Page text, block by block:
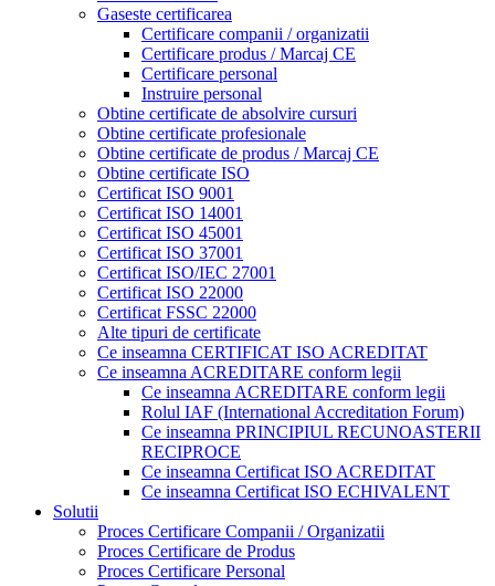
Gaseste certificarea
Certificare companii / organizatii
Certificare produs / Marcaj CE
Certificare personal
Instruire personal
Obtine certificate de absolvire cursuri
Obtine certificate profesionale
Obtine certificate de produs / Marcaj CE
Obtine certificate ISO
Certificat ISO 9001
Certificat ISO 14001
Certificat ISO 45001
Certificat ISO 37001
Certificat ISO/IEC 27001
Certificat ISO 22000
Certificat FSSC 22000
Alte tipuri de certificate
Ce inseamna CERTIFICAT ISO ACREDITAT
Ce inseamna ACREDITARE conform legii
Ce inseamna ACREDITARE conform legii
Rolul IAF (International Accreditation Forum)
Ce inseamna PRINCIPIUL RECUNOASTERII
RECIPROCE
Ce inseamna Certificat ISO ACREDITAT
Ce inseamna Certificat ISO ECHIVALENT
Solutii
Proces Certificare Companii / Organizatii
Proces Certificare de Produs
Proces Certificare Personal